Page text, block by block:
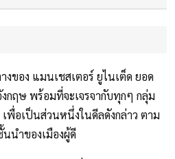
งของ แมนเชสเตอร์ ยูไนเต็ด ยอด
กฤษ พร้อมที่จะเจรจากับทุกๆ กลุ่ม
พื่อเป็นส่วนหนึ่งในดีลดังกล่าว ตาม
นนำของเมืองผู้ดี